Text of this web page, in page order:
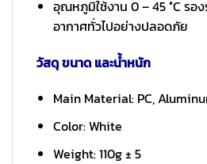
อุณหภูมิใช้งาน 0 – 45 °C รอ
อากาศทั่วไปอย่างปลอดภัย
วัสดุ ขนาด และน้ำหนัก
Main Material: PC,
Color: White
Weight: 110g ± 5